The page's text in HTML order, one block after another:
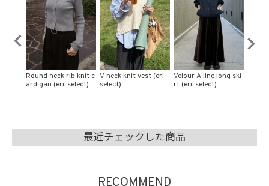
Velour A line long ski
rt (eri. select)
Button knit vest (eri.
select)
Relax knit wide pants
(eri. select)
最近チェックした商品
RECOMMEND